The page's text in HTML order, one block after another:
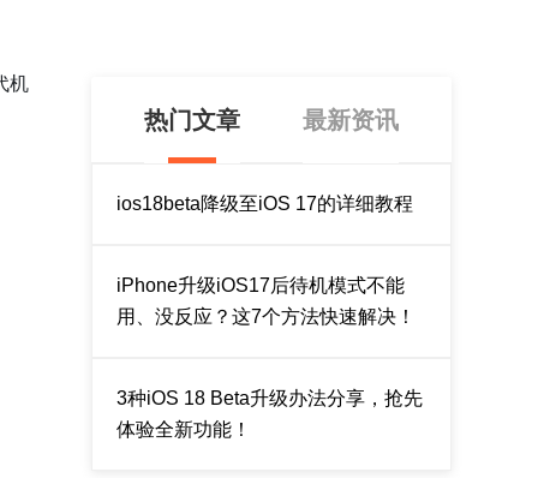
机
热门文章 最新资讯
ios18beta降级至iOS 17的详细教程
iPhone升级iOS17后待机模式不能
用、没反应？这7个方法快速解决！
3种iOS 18 Beta升级办法分享，抢先
体验全新功能！